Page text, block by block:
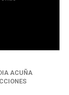
ACUÑA